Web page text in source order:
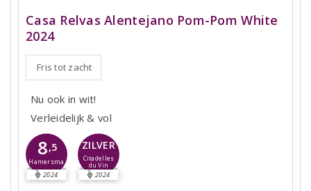
Casa Relvas Alentejano Pom-Pom White
2024
Fris tot zacht
Nu ook in wit!
Verleidelijk & vol
8,5
Hamersma
2024
ZILVER
Citadelles
du Vin
2024